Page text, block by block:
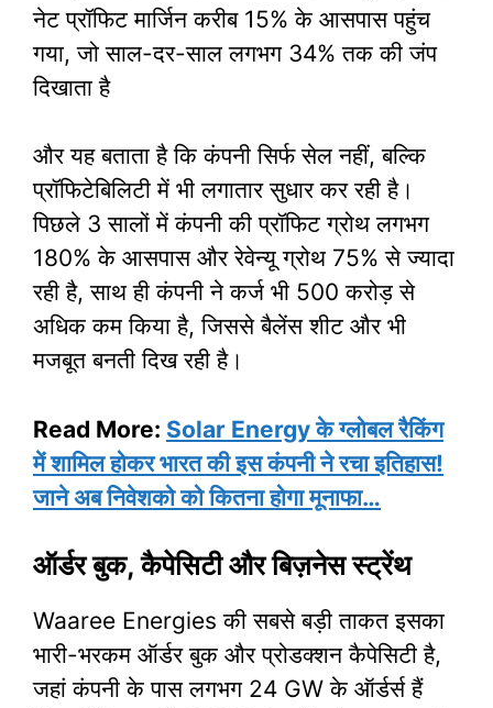
नेट प्रॉफिट मार्जिन करीब 15% के आसपास पहुंच
गया, जो साल-दर-साल लगभग 34% तक की जंप
दिखाता है
और यह बताता है कि कंपनी सिर्फ सेल नहीं, बल्कि
प्रॉफिटेबिलिटी में भी लगातार सुधार कर रही है।
पिछले 3 सालों में कंपनी की प्रॉफिट ग्रोथ लगभग
180% के आसपास और रेवेन्यू ग्रोथ 75% से ज्यादा
रही है, साथ ही कंपनी ने कर्ज भी 500 करोड़ से
अधिक कम किया है, जिससे बैलेंस शीट और भी
मजबूत बनती दिख रही है।
Read More: Solar Energy के ग्लोबल रैकिंग
में शामिल होकर भारत की इस कंपनी ने रचा इतिहास!
जाने अब निवेशको को कितना होगा मूनाफा…
ऑर्डर बुक, कैपेसिटी और बिज़नेस स्ट्रेंथ
Waaree Energies की सबसे बड़ी ताकत इसका
भारी-भरकम ऑर्डर बुक और प्रोडक्शन कैपेसिटी है,
जहां कंपनी के पास लगभग 24 GW के ऑर्डर्स हैं